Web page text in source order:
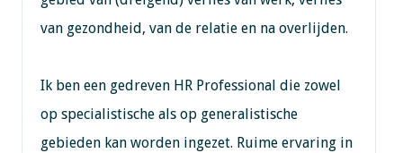
van gezondheid, van de relatie en na overlijden.
Ik ben een gedreven HR Professional die zowel
op specialistische als op generalistische
gebieden kan worden ingezet. Ruime ervaring in